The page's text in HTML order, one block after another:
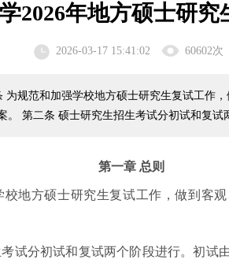
2026年地方硕士研
2026-03-17 15:41:02 60602次
为规范和加强学校地方硕士研究生复试工作
。 第二条 硕士研究生招生考试分初试和复试
第一章 总则
校地方硕士研究生复试工作，做到客
试分初试和复试两个阶段进行。初试